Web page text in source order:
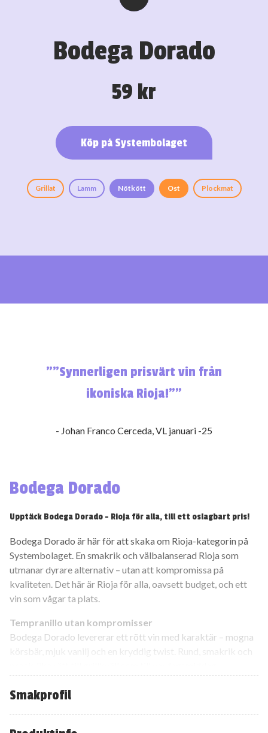
Bodega Dorado
59 kr
Köp på Systembolaget
Grillat Lamm Nötkött Ost Plockmat
”"Synnerligen prisvärt vin från
ikoniska Rioja!"”
- Johan Franco Cerceda, VL januari -25
Bodega Dorado
Upptäck Bodega Dorado – Rioja för alla, till ett oslagbart pris!
Bodega Dorado är här för att skaka om Rioja-kategorin på
Systembolaget. En smakrik och välbalanserad Rioja som
utmanar dyrare alternativ – utan att kompromissa på
kvaliteten. Det här är Rioja för alla, oavsett budget, och ett
vin som vågar ta plats.
Tempranillo utan kompromisser
Bodega Dorado levererar ett rött vin med karaktär – mogna
Direkt från hjärtat av Rioja – Spaniens mest ikoniska
vindistrikt.
Varje klunk är ett bevis på att ett fantastiskt vin inte behöver
Smakprofil